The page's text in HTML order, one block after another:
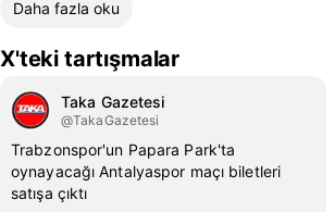
Daha fazla oku
X'teki tartışmalar
Taka Gazetesi
@TakaGazetesi
Trabzonspor'un Papara Park'ta
oynayacağı Antalyaspor maçı biletleri
satışa çıktı